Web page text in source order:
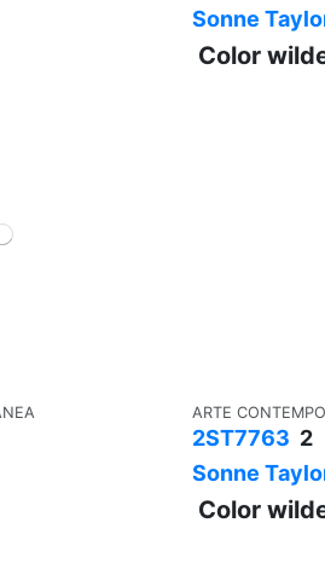
Sonne
Color
ARTE
2ST7763 2
Sonne
Color